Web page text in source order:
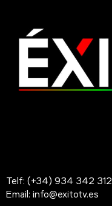
Telf: (+34) 934 342 312
Email: info@exitotv.es